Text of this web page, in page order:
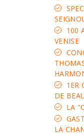
100
VENISE
1ER
DE
LA
LA